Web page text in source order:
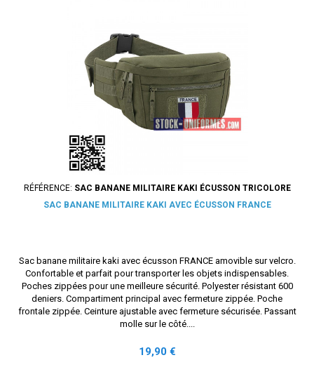
RÉFÉRENCE: SAC BANANE MILITAIRE KAKI ÉCUSSON TRICOLORE
SAC BANANE MILITAIRE KAKI AVEC ÉCUSSON FRANCE
Sac banane militaire kaki avec écusson FRANCE amovible sur velcro.
Confortable et parfait pour transporter les objets indispensables.
Poches zippées pour une meilleure sécurité. Polyester résistant 600
deniers. Compartiment principal avec fermeture zippée. Poche
frontale zippée. Ceinture ajustable avec fermeture sécurisée. Passant
molle sur le côté....
Prix
19,90 €